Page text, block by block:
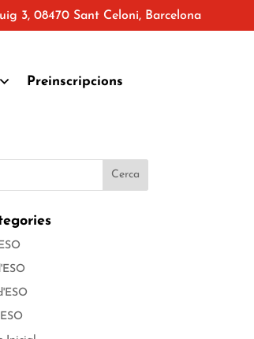
3, 08470 Sant Celoni, Barcelona
Preinscripcions